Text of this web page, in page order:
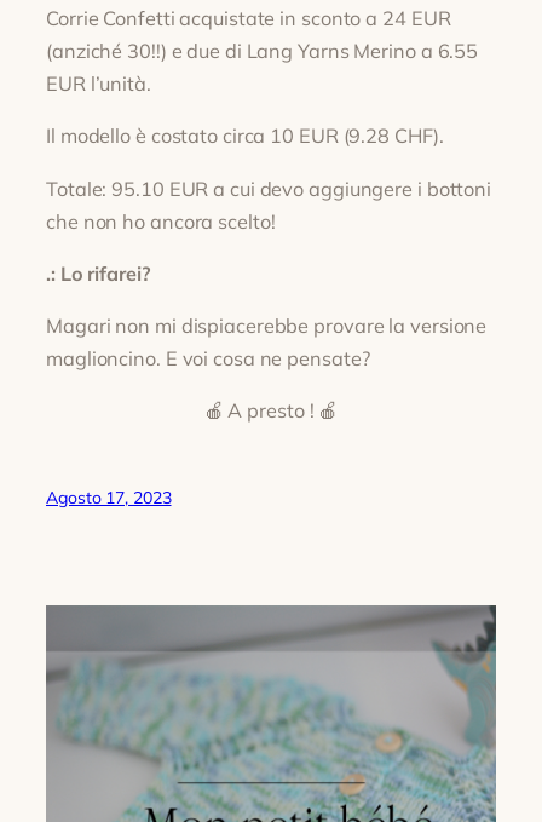
Corrie Confetti acquistate in sconto a 24 EUR
(anziché 30!!) e due di Lang Yarns Merino a 6.55
EUR l’unità.
Il modello è costato circa 10 EUR (9.28 CHF).
Totale: 95.10 EUR a cui devo aggiungere i bottoni
che non ho ancora scelto!
.: Lo rifarei?
Magari non mi dispiacerebbe provare la versione
maglioncino. E voi cosa ne pensate?
🍎 A presto ! 🍎
Agosto 17, 2023